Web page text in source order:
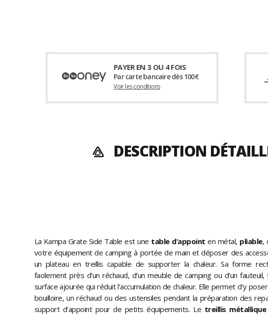
PAYER EN 3 OU 4 FOIS
Par carte bancaire dès 100€
Voir les conditions
DESCRIPTION
La Kampa Grate Side Table est une table d’appoint en métal, pliable,
votre équipement de camping à portée de main et déposer des
un plateau en treillis capable de supporter la chaleur. Sa forme
facilement près d’un réchaud, d’un meuble de camping ou d’un
surface ajourée qui réduit l’accumulation de chaleur. Elle permet d’y
bouilloire, un réchaud ou des ustensiles pendant la préparation des
support d’appoint pour de petits équipements. Le treillis métallique